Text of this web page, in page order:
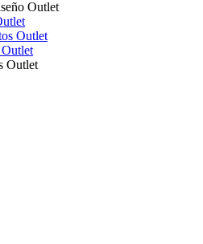
Outlet
Outlet